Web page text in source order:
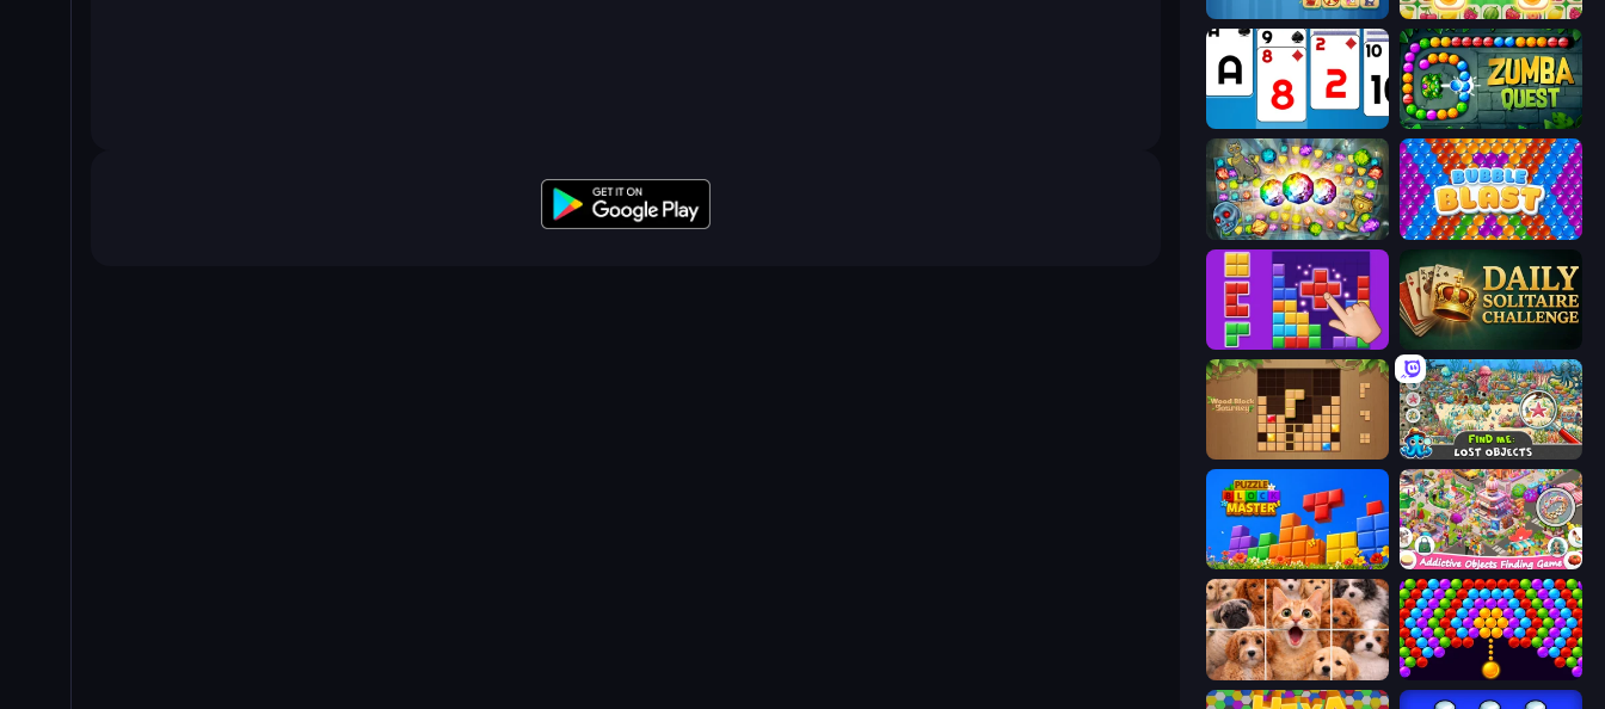
Om Nom Connect Classic Tasty Match: Mahjong Pairs
Social Solitaire Zumba Quest
Forgotten Treasure 2 Bubble Blast
BlockBuster Puzzle
Wood Block Journey Find Me: Lost Objects
Puzzle Block Master Scavenger Hunt - Hidden Items
Jigpic Solitaire Bubble Story